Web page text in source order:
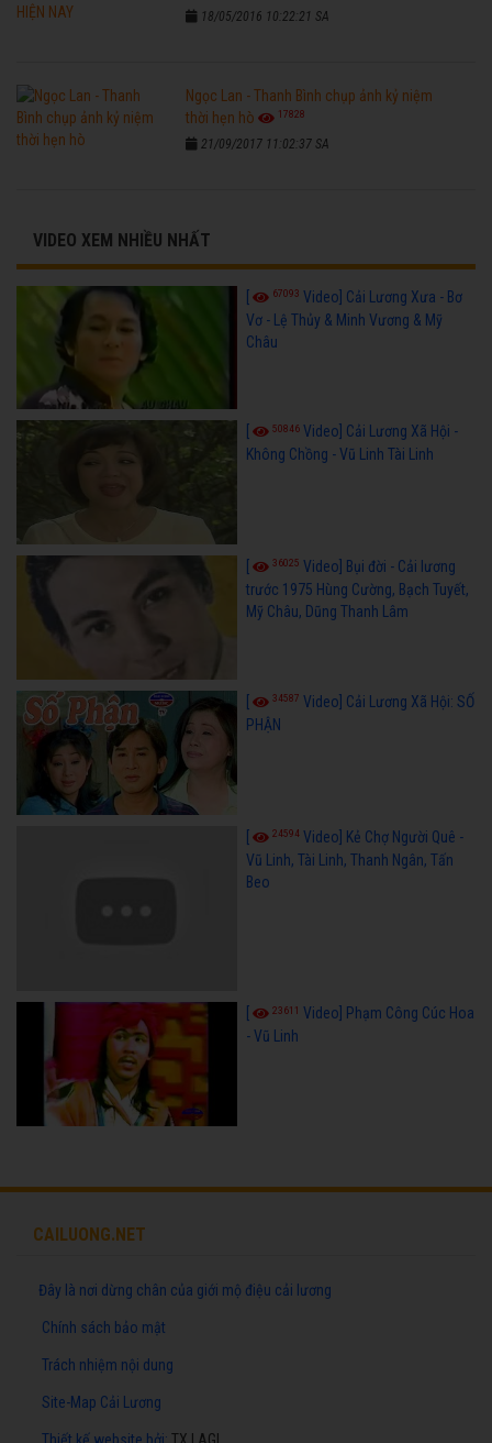
18/05/2016 10:22:21 SA
Ngọc Lan - Thanh Bình chụp ảnh kỷ niệm
thời hẹn hò
17828
21/09/2017 11:02:37 SA
VIDEO XEM NHIỀU NHẤT
[ 67093 Video] Cải Lương Xưa - Bơ
Vơ - Lệ Thủy & Minh Vương & Mỹ
Châu
50846 Video] Cải Lương Xã Hội -
Không Chồng - Vũ Linh Tài Linh
36025 Video] Bụi đời - Cải lương
trước 1975 Hùng Cường, Bạch Tuyết,
Mỹ Châu, Dũng Thanh Lâm
34587 Video] Cải Lương Xã Hội: SỐ
PHẬN
24594 Video] Kẻ Chợ Người Quê -
Vũ Linh, Tài Linh, Thanh Ngân, Tấn
Beo
23611 Video] Phạm Công Cúc Hoa
- Vũ Linh
CAILUONG.NET
Đây là nơi dừng chân của giới mộ điệu cải lương
Chính sách bảo mật
Trách nhiệm nội dung
Site-Map Cải Lương